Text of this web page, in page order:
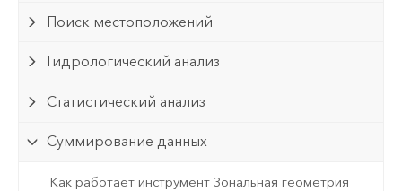
Поиск местоположений
Гидрологический анализ
Статистический анализ
Суммирование данных
Как работает инструмент Зональная геометрия